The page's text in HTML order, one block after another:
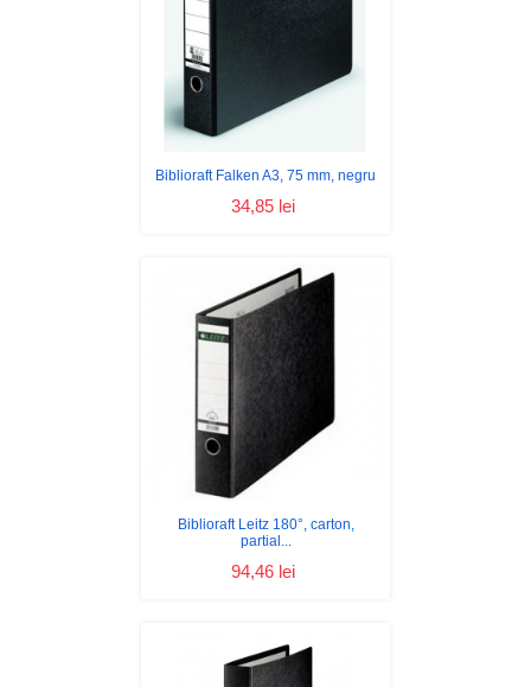
Biblioraft Falken A3, 75 mm, negru
34,85 lei
Biblioraft Leitz 180°, carton,
partial...
94,46 lei